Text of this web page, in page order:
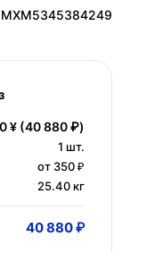
MXM5345384249
¥ (40 880 ₽)
1 шт.
от 350 ₽
25.40 кг
40 880 ₽